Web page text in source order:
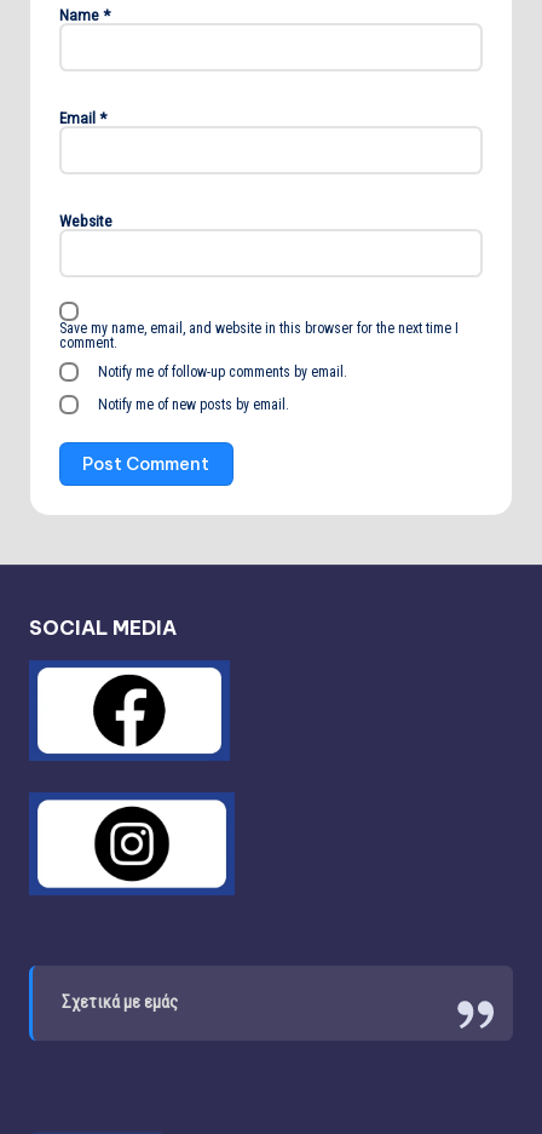
Name *
Email *
Website
Save my name, email, and website in this browser for the next time I
comment.
Notify me of follow-up comments by email.
Notify me of new posts by email.
SOCIAL MEDIA
Σχετικά με εμάς